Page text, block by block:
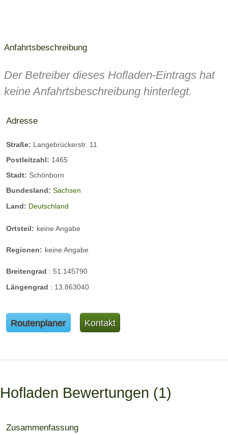
Anfahrtsbeschreibung
Der Betreiber dieses Hofladen-Eintrags hat
keine Anfahrtsbeschreibung hinterlegt.
Adresse
Straße: Langebrückerstr. 11
Postleitzahl: 1465
Stadt: Schönborn
Bundesland: Sachsen
Land: Deutschland
Ortsteil: keine Angabe
Regionen: keine Angabe
Breitengrad : 51.145790
Längengrad : 13.863040
Routenplaner Kontakt
Hofladen Bewertungen 1
Zusammenfassung